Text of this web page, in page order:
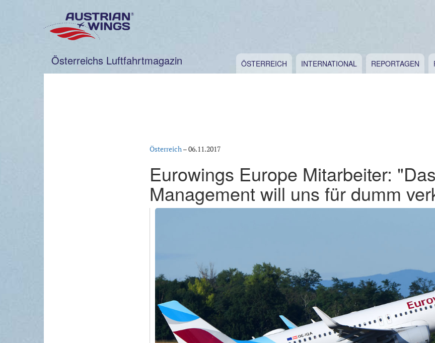
Österreichs Luftfahrtmagazin ÖSTERREICH INTERNATIONAL REPORTAGEN
Österreich–06.11.2017
Eurowings Europe Mitarbeiter: "Das
Management will uns für dumm